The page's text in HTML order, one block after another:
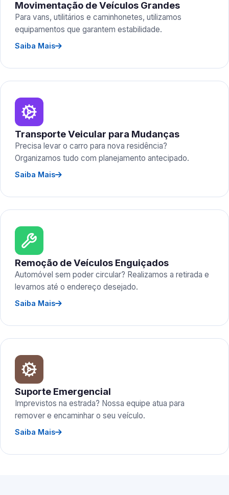
Movimentação de Veículos Grandes
Para vans, utilitários e caminhonetes, utilizamos
equipamentos que garantem estabilidade.
Saiba Mais
Transporte Veicular para Mudanças
Precisa levar o carro para nova residência?
Organizamos tudo com planejamento antecipado.
Saiba Mais
Remoção de Veículos Enguiçados
Automóvel sem poder circular? Realizamos a retirada e
levamos até o endereço desejado.
Saiba Mais
Suporte Emergencial
Imprevistos na estrada? Nossa equipe atua para
remover e encaminhar o seu veículo.
Saiba Mais